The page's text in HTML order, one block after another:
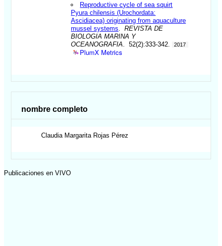
Reproductive cycle of sea squirt
Pyura chilensis (Urochordata:
Ascidiacea) originating from aquaculture
mussel systems .REVISTA DE
BIOLOGIA MARINA Y
OCEANOGRAFIA . 52(2):333-342. 2017
PlumX Metrics
nombre completo
Claudia Margarita Rojas Pérez
Publicaciones en VIVO